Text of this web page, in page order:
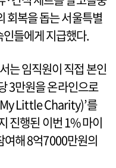
회복을 돕는 서울특별
들에게 지급했다.
는 임직원이 직접 본인
3만원을 온라인으로
Little Charity)’를
진행된 이번 1% 마이
여해 8억7000만원의